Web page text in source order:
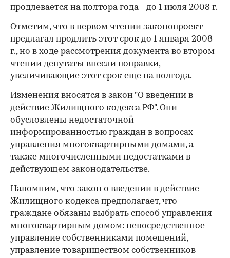
продлевается на полтора года - до 1 июля 2008 г.
Отметим, что в первом чтении законопроект
предлагал продлить этот срок до 1 января 2008
г., но в ходе рассмотрения документа во втором
чтении депутаты внесли поправки,
увеличивающие этот срок еще на полгода.
Изменения вносятся в закон "О введении в
действие Жилищного кодекса РФ". Они
обусловлены недостаточной
информированностью граждан в вопросах
управления многоквартирными домами, а
также многочисленными недостатками в
действующем законодательстве.
Напомним, что закон о введении в действие
Жилищного кодекса предполагает, что
граждане обязаны выбрать способ управления
многоквартирным домом: непосредственное
управление собственниками помещений,
управление товариществом собственников